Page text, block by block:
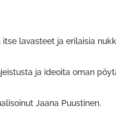
lavasteet ja erilaisia
ja ideoita oman
Jaana Puustinen.